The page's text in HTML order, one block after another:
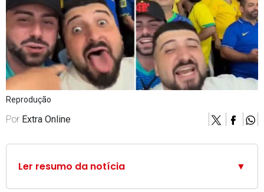
Reprodução
Por Extra Online
Ler resumo da notícia ▼